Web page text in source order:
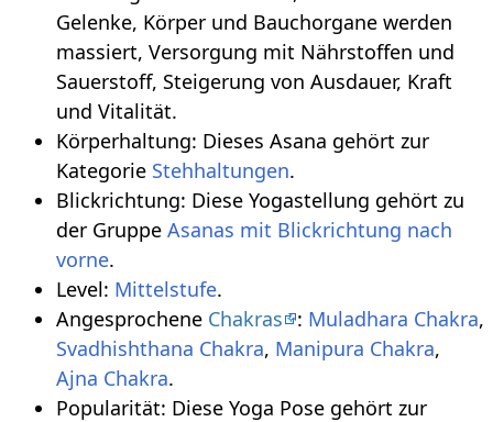
Gelenke, Körper und Bauchorgane werden
massiert, Versorgung mit Nährstoffen und
Sauerstoff, Steigerung von Ausdauer, Kraft
und Vitalität.
Körperhaltung: Dieses Asana gehört zur
Kategorie Stehhaltungen.
Blickrichtung: Diese Yogastellung gehört zu
der Gruppe Asanas mit Blickrichtung nach
vorne.
Level: Mittelstufe.
Angesprochene Chakras : Muladhara Chakra,
Svadhishthana Chakra, Manipura Chakra,
Ajna Chakra.
Popularität: Diese Yoga Pose gehört zur